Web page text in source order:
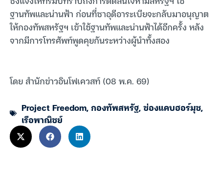
ฐานทัพและน่านฟ้า ก่อนที่ซาอุดีอาระเบียจะกลับมาอนุญาต
ให้กองทัพสหรัฐฯ เข้าใช้ฐานทัพและน่านฟ้าได้อีกครั้ง หลัง
จากมีการโทรศัพท์พูดคุยกันระหว่างผู้นำทั้งสอง
โดย สำนักข่าวอินโฟเควสท์ (08 พ.ค. 69)
Project Freedom,กองทัพสหรัฐ,ช่องแคบฮอร์มุซ,
เรือพาณิชย์